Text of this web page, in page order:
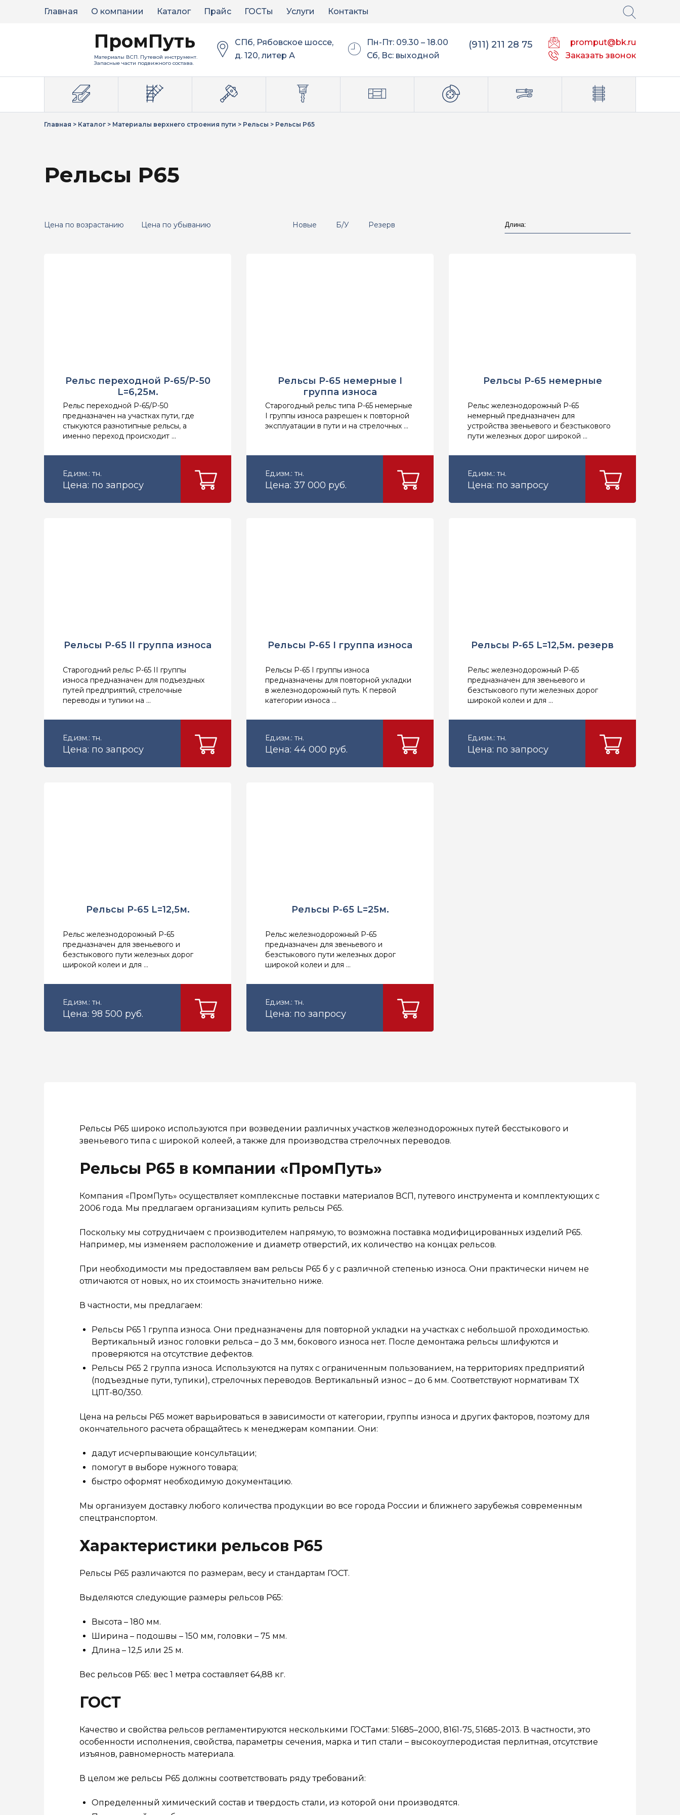
Главная О компании Каталог Прайс ГОСТы Услуги Контакты
ПромПуть
Материалы ВСП. Путевой инструмент.
Запасные части подвижного состава.
СПб, Рябовское шоссе,
д. 120, литер А
Пн-Пт: 09.30 – 18.00
Сб, Вс: выходной
(911) 211 28 75
promput@bk.ru
Заказать звонок
Главная > Каталог > Материалы верхнего строения пути > Рельсы > Рельсы Р65
Рельсы Р65
Цена по возрастанию Цена по убыванию Новые Б/У Резерв
Рельс переходной Р-65/Р-50
L=6,25м.
Рельс переходной Р-65/Р-50
предназначен на участках пути, где
стыкуются разнотипные рельсы, а
именно переход происходит ...
Ед.изм.: тн.
Цена: по запросу
Рельсы Р-65 немерные I
группа износа
Старогодный рельс типа Р-65 немерные
I группы износа разрешен к повторной
эксплуатации в пути и на стрелочных ...
Ед.изм.: тн.
Цена: 37 000 руб.
Рельсы Р-65 немерные
Рельс железнодорожный Р-65
немерный предназначен для
устройства звеньевого и безстыкового
пути железных дорог широкой ...
Ед.изм.: тн.
Цена: по запросу
Рельсы Р-65 II группа износа
Старогодний рельс Р-65 II группы
износа предназначен для подъездных
путей предприятий, стрелочные
переводы и тупики на ...
Ед.изм.: тн.
Цена: по запросу
Рельсы Р-65 I группа износа
Рельсы Р-65 I группы износа
предназначены для повторной укладки
в железнодорожный путь. К первой
категории износа ...
Ед.изм.: тн.
Цена: 44 000 руб.
Рельсы Р-65 L=12,5м. резерв
Рельс железнодорожный Р-65
предназначен для звеньевого и
безстыкового пути железных дорог
широкой колеи и для ...
Ед.изм.: тн.
Цена: по запросу
Рельсы Р-65 L=12,5м.
Рельс железнодорожный Р-65
предназначен для звеньевого и
безстыкового пути железных дорог
широкой колеи и для ...
Ед.изм.: тн.
Цена: 98 500 руб.
Рельсы Р-65 L=25м.
Рельс железнодорожный Р-65
предназначен для звеньевого и
безстыкового пути железных дорог
широкой колеи и для ...
Ед.изм.: тн.
Цена: по запросу
Рельсы Р65 широко используются при возведении различных участков железнодорожных путей бесстыкового и
звеньевого типа с широкой колеей, а также для производства стрелочных переводов.
Рельсы Р65 в компании «ПромПуть»
Компания «ПромПуть» осуществляет комплексные поставки материалов ВСП, путевого инструмента и комплектующих с
2006 года. Мы предлагаем организациям купить рельсы Р65.
Поскольку мы сотрудничаем с производителем напрямую, то возможна поставка модифицированных изделий Р65.
Например, мы изменяем расположение и диаметр отверстий, их количество на концах рельсов.
При необходимости мы предоставляем вам рельсы Р65 б у с различной степенью износа. Они практически ничем не
отличаются от новых, но их стоимость значительно ниже.
В частности, мы предлагаем:
Рельсы Р65 1 группа износа. Они предназначены для повторной укладки на участках с небольшой проходимостью.
Вертикальный износ головки рельса – до 3 мм, бокового износа нет. После демонтажа рельсы шлифуются и
проверяются на отсутствие дефектов.
Рельсы Р65 2 группа износа. Используются на путях с ограниченным пользованием, на территориях предприятий
(подъездные пути, тупики), стрелочных переводов. Вертикальный износ – до 6 мм. Соответствуют нормативам ТХ
ЦПТ-80/350.
Цена на рельсы Р65 может варьироваться в зависимости от категории, группы износа и других факторов, поэтому для
окончательного расчета обращайтесь к менеджерам компании. Они:
дадут исчерпывающие консультации;
помогут в выборе нужного товара;
быстро оформят необходимую документацию.
Мы организуем доставку любого количества продукции во все города России и ближнего зарубежья современным
спецтранспортом.
Характеристики рельсов Р65
Рельсы Р65 различаются по размерам, весу и стандартам ГОСТ.
Выделяются следующие размеры рельсов Р65:
Высота – 180 мм.
Ширина – подошвы – 150 мм, головки – 75 мм.
Длина – 12,5 или 25 м.
Вес рельсов Р65: вес 1 метра составляет 64,88 кг.
ГОСТ
Качество и свойства рельсов регламентируются несколькими ГОСТами: 51685–2000, 8161-75, 51685-2013. В частности, это
особенности исполнения, свойства, параметры сечения, марка и тип стали – высокоуглеродистая перлитная, отсутствие
изъянов, равномерность материала.
В целом же рельсы Р65 должны соответствовать ряду требований:
Определенный химический состав и твердость стали, из которой они производятся.